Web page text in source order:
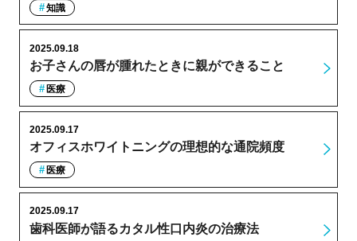
知識
お子さんの唇が腫れたときに親ができること
2025.09.18
医療
オフィスホワイトニングの理想的な通院頻度
2025.09.17
医療
歯科医師が語るカタル性口内炎の治療法
2025.09.17